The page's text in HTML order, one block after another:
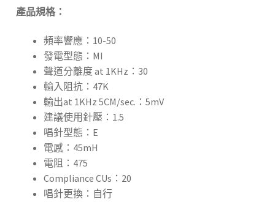
產品規格：
頻率響應：10-50
發電型態：MI
聲道分離度 at 1KHz：30
輸入阻抗：47K
輸出at 1KHz 5CM/sec.：5mV
建議使用針壓：1.5
唱針型態：E
電感：45mH
電阻：475
Compliance CUs：20
唱針更換：自行